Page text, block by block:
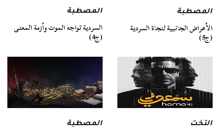
المصطبة
الأعراض الجانبية لنجاة السردية
(ج5)
المصطبة
السردية تواجه الموت وأزمة المعنى
(ج4)
التخت المصطبة